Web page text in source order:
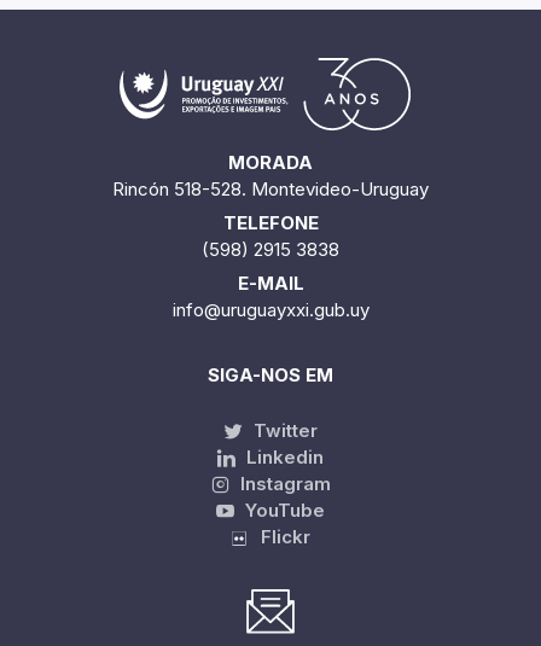
MORADA
Rincón 518-528. Montevideo-Uruguay
TELEFONE
(598) 2915 3838
E-MAIL
info@uruguayxxi.gub.uy
SIGA-NOS EM
Twitter
Linkedin
Instagram
YouTube
Flickr